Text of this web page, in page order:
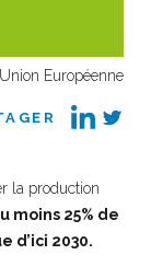
Européenne
la production
moins 25% de
d’ici 2030.